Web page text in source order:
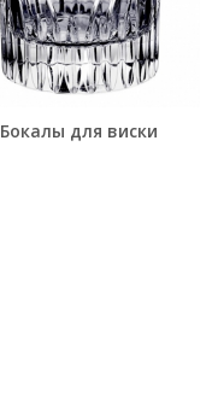
Бокалы для виски